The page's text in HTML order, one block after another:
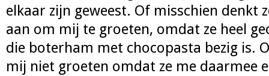
elkaar zijn geweest. Of misschien denkt
aan om mij te groeten, omdat ze heel
die boterham met chocopasta bezig is.
mij niet groeten omdat ze me daarmee